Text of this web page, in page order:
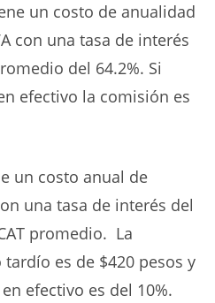
un costo de anualidad
con una tasa de interés
del 64.2%. Si
efectivo la comisión es
un costo anual de
una tasa de interés del
promedio. La
es de $420 pesos y
efectivo es del 10%.